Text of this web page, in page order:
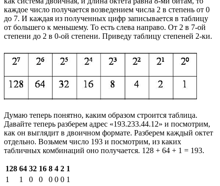
каждое число получается возведением числа 2 в степень от 0
до 7. И каждая из полученных цифр записывается в таблицу
от большего к меньшему. То есть слева направо. От 2 в 7-ой
степени до 2 в 0-ой степени. Приведу таблицу степеней 2-ки.
Думаю теперь понятно, каким образом строится таблица.
Давайте теперь разберем адрес «193.233.44.12» и посмотрим,
как он выглядит в двоичном формате. Разберем каждый октет
отдельно. Возьмем число 193 и посмотрим, из каких
табличных комбинаций оно получается. 128 + 64 + 1 = 193.
128 64 32 16 8 4 2 1
1
1 0 0 0 0 0 1